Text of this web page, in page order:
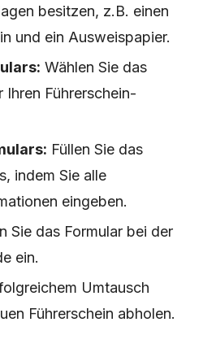
besitzen, z.B. einen
und ein Ausweispapier.
Wählen Sie das
Ihren Führerschein-
Füllen Sie das
indem Sie alle
eingeben.
Sie das Formular bei der
ein.
Umtausch
Führerschein abholen.